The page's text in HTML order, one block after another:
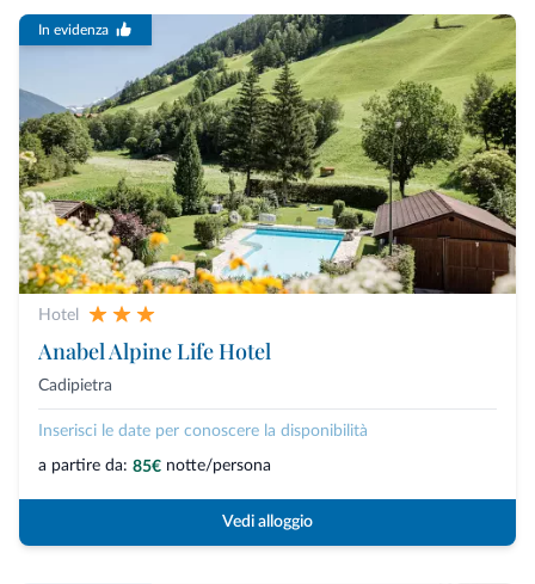
In evidenza
Hotel
Anabel Alpine Life Hotel
Cadipietra
Inserisci le date per conoscere la disponibilità
a partire da: 85€ notte/persona
Vedi alloggio